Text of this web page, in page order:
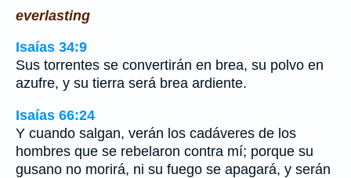
everlasting
Isaías 34:9
Sus torrentes se convertirán en brea, su polvo en
azufre, y su tierra será brea ardiente.
Isaías 66:24
Y cuando salgan, verán los cadáveres de los
hombres que se rebelaron contra mí; porque su
gusano no morirá, ni su fuego se apagará, y serán